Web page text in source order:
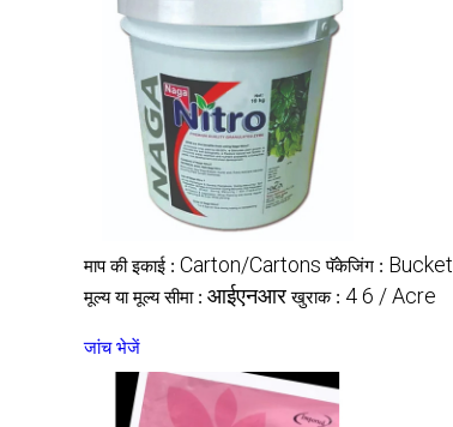
माप की इकाई : Carton/Cartons पॅकेजिंग : Bucket
मूल्य या मूल्य सीमा : आईएनआर खुराक : 4 6 / Acre
जांच भेजें